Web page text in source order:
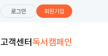
로그인 회원가입
고객센터독서캠페인